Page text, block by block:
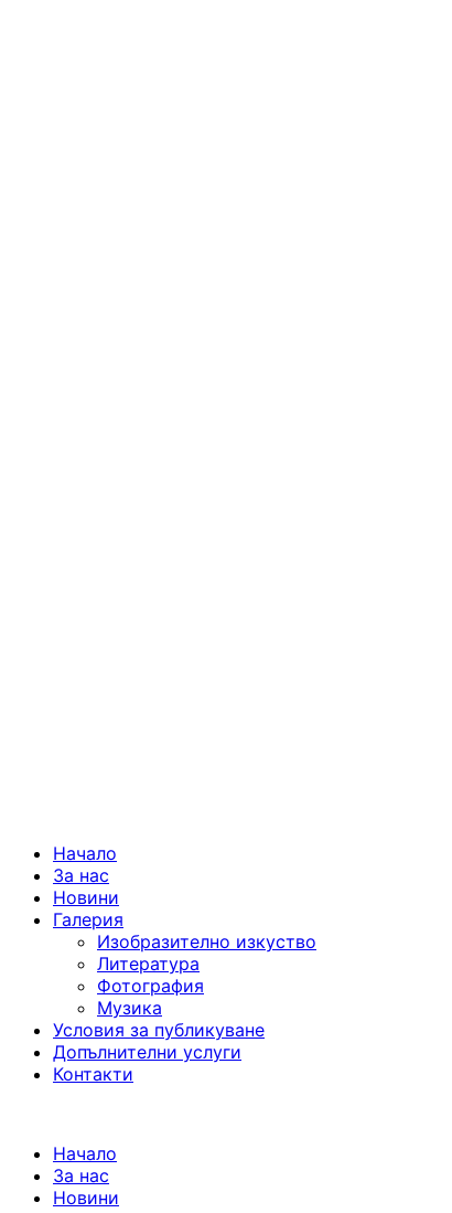
Начало
За нас
Новини
Галерия
Изобразително изкуство
Литература
Фотография
Музика
Условия за публикуване
Допълнителни услуги
Контакти
Начало
За нас
Новини